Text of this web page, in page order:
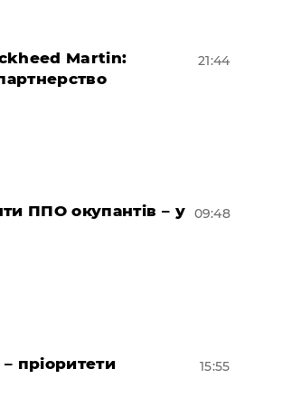
Martin:
21:44
ППО окупантів – у 09:48
пріоритети
15:55